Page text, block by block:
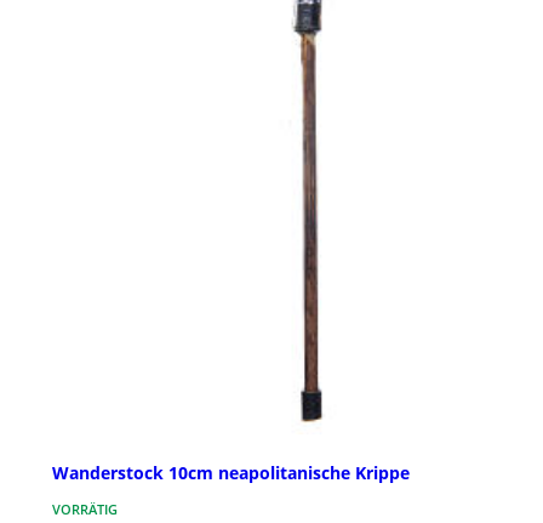
Wanderstock 10cm neapolitanische Krippe
VORRÄTIG